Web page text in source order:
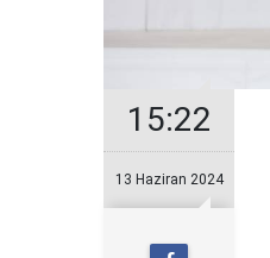
15:22
13 Haziran 2024